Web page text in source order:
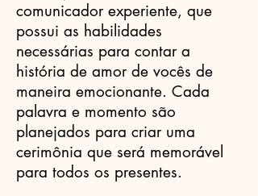
comunicador experiente, que
possui as habilidades
necessárias para contar a
história de amor de vocês de
maneira emocionante. Cada
palavra e momento são
planejados para criar uma
cerimônia que será memorável
para todos os presentes.